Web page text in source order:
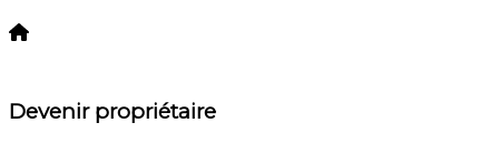
Devenir propriétaire